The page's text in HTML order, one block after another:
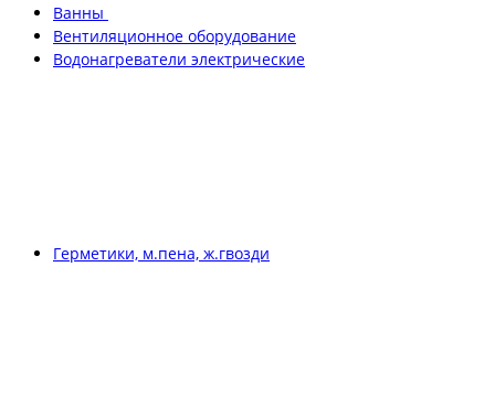
Ванны
Вентиляционное оборудование
Водонагреватели электрические
Герметики, м.пена, ж.гвозди